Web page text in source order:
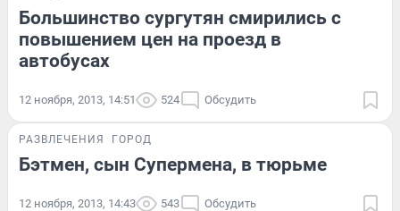
Большинство сургутян смирились с
повышением цен на проезд в
автобусах
12 ноября, 2013, 14:51 524 Обсудить
РАЗВЛЕЧЕНИЯ ГОРОД
Бэтмен, сын Супермена, в тюрьме
12 ноября, 2013, 14:43 543 Обсудить